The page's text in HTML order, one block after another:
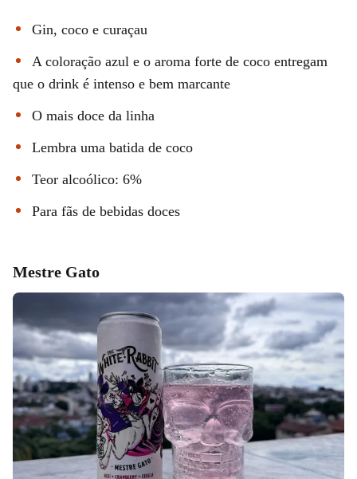
Gin, coco e curaçau
A coloração azul e o aroma forte de coco entregam
que o drink é intenso e bem marcante
O mais doce da linha
Lembra uma batida de coco
Teor alcoólico: 6%
Para fãs de bebidas doces
Mestre Gato